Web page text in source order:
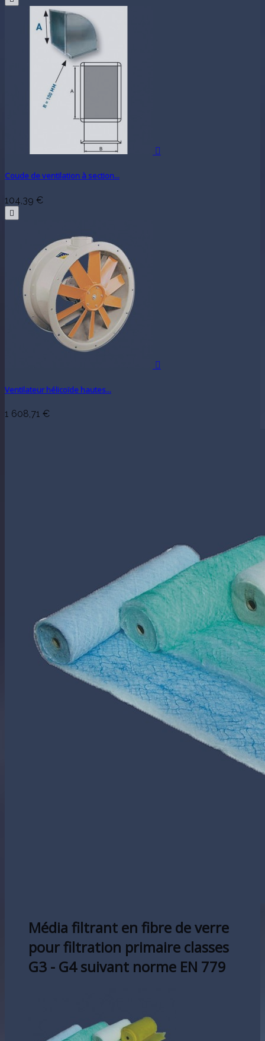

Coude de ventilation à section...
104,39 €


Ventilateur hélicoïde hautes...
1 608,71 €
Média filtrant en fibre de verre
pour filtration primaire classes
G3 - G4 suivant norme EN 779